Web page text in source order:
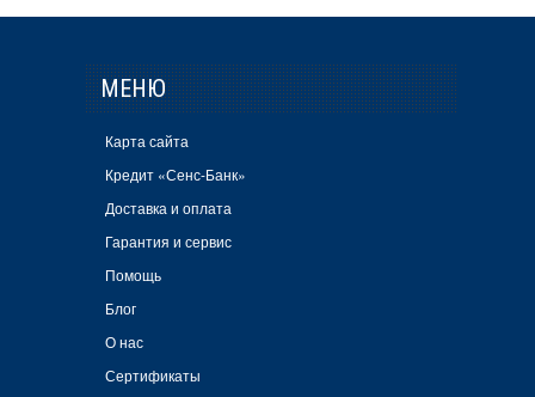
МЕНЮ
Карта сайта
Кредит «Сенс-Банк»
Доставка и оплата
Гарантия и сервис
Помощь
Блог
О нас
Сертификаты